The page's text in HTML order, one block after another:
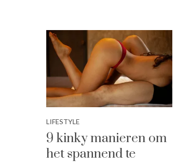
LIFESTYLE
9 kinky manieren om
het spannend te